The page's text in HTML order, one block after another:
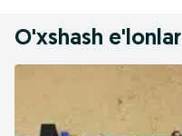
O'xshash e'lonlar